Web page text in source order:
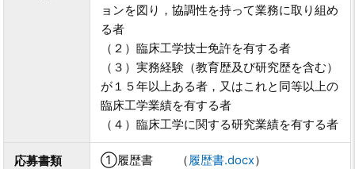
ョンを図り，協調性を持って業務に取り組め
る者
（２）臨床工学技士免許を有する者
（３）実務経験（教育歴及び研究歴を含む）
が１５年以上ある者，又はこれと同等以上の
臨床工学業績を有する者
（４）臨床工学に関する研究業績を有する者
応募書類 ①履歴書 （履歴書.docx）